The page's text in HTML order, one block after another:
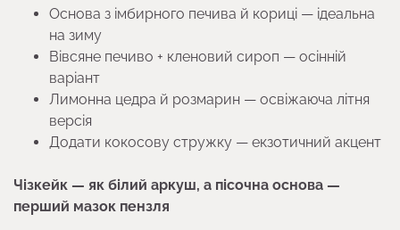
Основа з імбирного печива й кориці — ідеальна
на зиму
Вівсяне печиво + кленовий сироп — осінній
варіант
Лимонна цедра й розмарин — освіжаюча літня
версія
Додати кокосову стружку — екзотичний акцент
Чізкейк — як білий аркуш, а пісочна основа —
перший мазок пензля